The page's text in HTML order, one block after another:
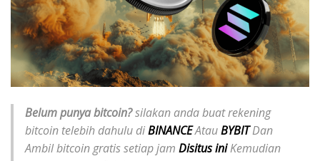
Belum punya bitcoin?silakan anda buat rekening
bitcoin telebih dahulu diBINANCEAtauBYBITDan
Ambil bitcoin gratis setiap jam Disitus iniKemudian